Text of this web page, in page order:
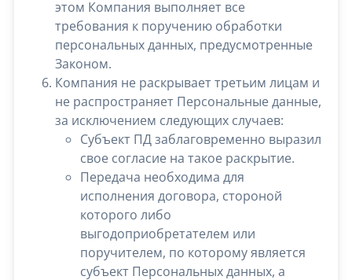
этом Компания выполняет все
требования к поручению обработки
персональных данных, предусмотренные
Законом.
Компания не раскрывает третьим лицам и
не распространяет Персональные данные,
за исключением следующих случаев:
Субъект ПД заблаговременно выразил
свое согласие на такое раскрытие.
Передача необходима для
исполнения договора, стороной
которого либо
выгодоприобретателем или
поручителем, по которому является
субъект Персональных данных, а